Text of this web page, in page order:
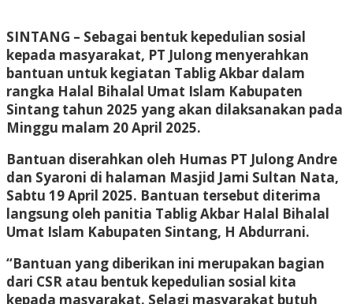
SINTANG – Sebagai bentuk kepedulian sosial
kepada masyarakat, PT Julong menyerahkan
bantuan untuk kegiatan Tablig Akbar dalam
rangka Halal Bihalal Umat Islam Kabupaten
Sintang tahun 2025 yang akan dilaksanakan pada
Minggu malam 20 April 2025.
Bantuan diserahkan oleh Humas PT Julong Andre
dan Syaroni di halaman Masjid Jami Sultan Nata,
Sabtu 19 April 2025. Bantuan tersebut diterima
langsung oleh panitia Tablig Akbar Halal Bihalal
Umat Islam Kabupaten Sintang, H Abdurrani.
“Bantuan yang diberikan ini merupakan bagian
dari CSR atau bentuk kepedulian sosial kita
kepada masyarakat. Selagi masyarakat butuh